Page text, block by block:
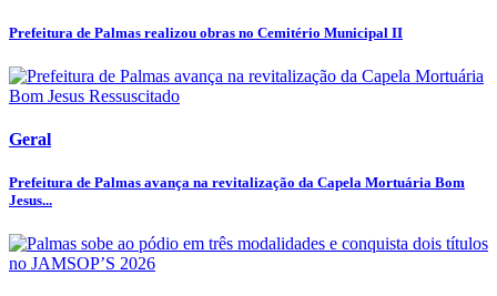
Prefeitura de Palmas realizou obras no Cemitério Municipal II
Geral
Prefeitura de Palmas avança na revitalização da Capela Mortuária Bom
Jesus...